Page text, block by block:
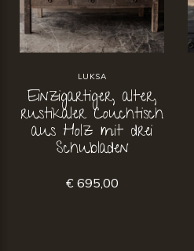
LUKSA
Einzigartiger, alter,
rustikaler Couchtisch
aus Holz mit drei
Schubladen
€ 695,00